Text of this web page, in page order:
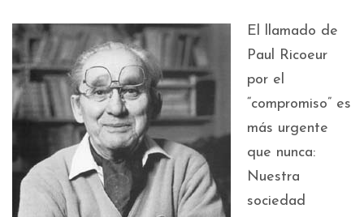
El llamado de
Paul Ricoeur
por el
“compromiso” es
más urgente
que nunca:
Nuestra
sociedad